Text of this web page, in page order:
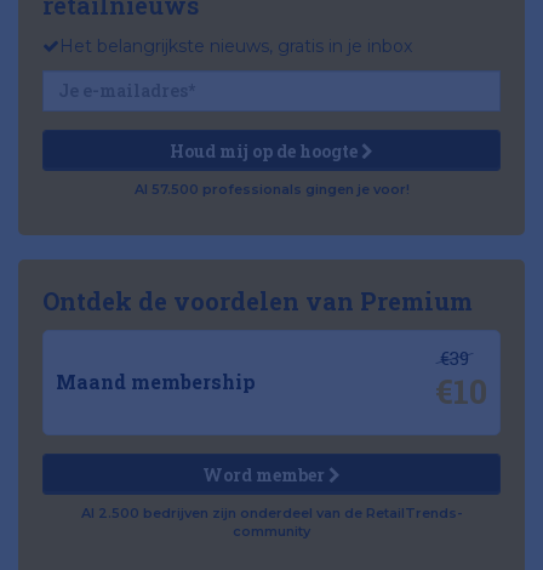
Het belangrijkste nieuws, gratis in je inbox
Houd mij op de hoogte
Al 57.500 professionals gingen je voor!
Ontdek de voordelen van Premium
Maand membership
€39
€10
Word member
Al 2.500 bedrijven zijn onderdeel van de RetailTrends-
community